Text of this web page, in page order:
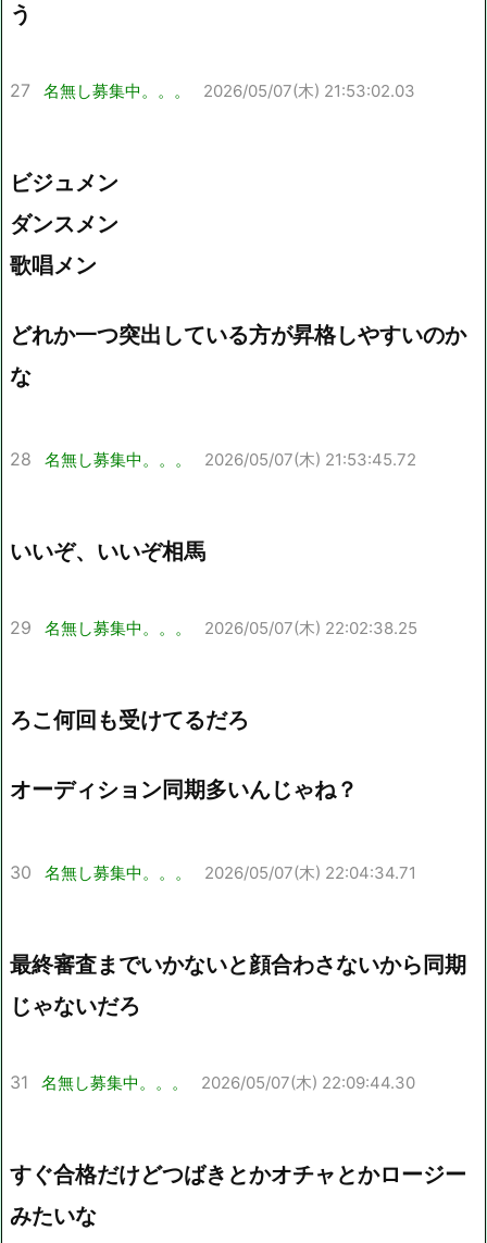
う
27 名無し募集中。。。 2026/05/07(木) 21:53:02.03
ビジュメン
ダンスメン
歌唱メン
どれか一つ突出している方が昇格しやすいのか
な
28 名無し募集中。。。 2026/05/07(木) 21:53:45.72
いいぞ、いいぞ相馬
29 名無し募集中。。。 2026/05/07(木) 22:02:38.25
ろこ何回も受けてるだろ
オーディション同期多いんじゃね？
30 名無し募集中。。。 2026/05/07(木) 22:04:34.71
最終審査までいかないと顔合わさないから同期
じゃないだろ
31 名無し募集中。。。 2026/05/07(木) 22:09:44.30
すぐ合格だけどつばきとかオチャとかロージー
みたいな